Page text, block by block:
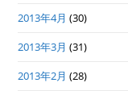
2013年4月 (30)
2013年3月 (31)
2013年2月 (28)